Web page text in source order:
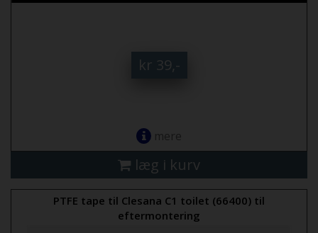
kr 39,-
mere
læg i kurv
PTFE tape til Clesana C1 toilet (66400) til
eftermontering